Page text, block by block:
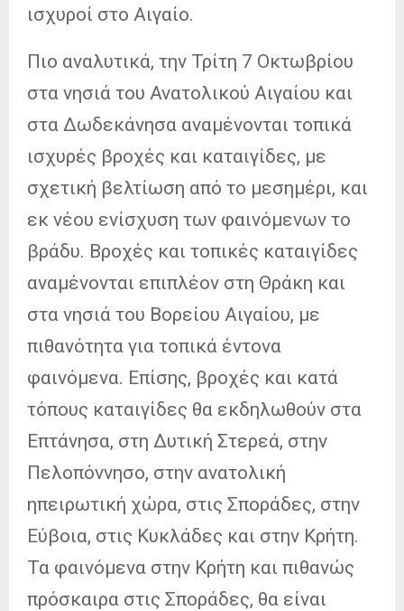
ισχυροί στο Αιγαίο.
Πιο αναλυτικά, την Τρίτη 7 Οκτωβρίου
στα νησιά του Ανατολικού Αιγαίου και
στα Δωδεκάνησα αναμένονται τοπικά
ισχυρές βροχές και καταιγίδες, με
σχετική βελτίωση από το μεσημέρι, και
εκ νέου ενίσχυση των φαινόμενων το
βράδυ. Βροχές και τοπικές καταιγίδες
αναμένονται επιπλέον στη Θράκη και
στα νησιά του Βορείου Αιγαίου, με
πιθανότητα για τοπικά έντονα
φαινόμενα. Επίσης, βροχές και κατά
τόπους καταιγίδες θα εκδηλωθούν στα
Επτάνησα, στη Δυτική Στερεά, στην
Πελοπόννησο, στην ανατολική
ηπειρωτική χώρα, στις Σποράδες, στην
Εύβοια, στις Κυκλάδες και στην Κρήτη.
Τα φαινόμενα στην Κρήτη και πιθανώς
πρόσκαιρα στις Σποράδες, θα είναι